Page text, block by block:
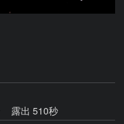
露出 510秒